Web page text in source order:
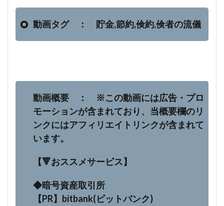
動画タグ ： 貯金,節約,倹約,倹者の流儀
動画概要 ： ※この動画には広告・プロ
モーションが含まれており、当概要欄のリ
ンクにはアフィリエイトリンクが含まれて
います。
【🔻おススメサービス】
◆暗号資産取引所
【PR】bitbank(ビットバンク)